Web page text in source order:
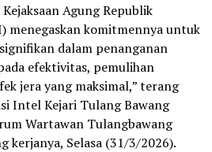
Agung Republik
menegaskan komitmennya untuk
dalam penanganan
efektivitas, pemulihan
jera yang maksimal,” terang
Intel Kejari Tulang Bawang
Wartawan Tulangbawang
kerjanya, Selasa (31/3/2026).